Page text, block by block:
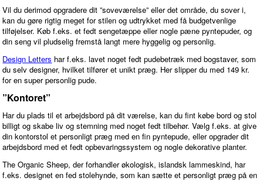
Vil du derimod opgradere dit ”soveværelse” eller det område, du sover i,
kan du gøre rigtig meget for stilen og udtrykket med få budgetvenlige
tilføjelser. Køb f.eks. et fedt sengetæppe eller nogle pæne pyntepuder, og
din seng vil pludselig fremstå langt mere hyggelig og personlig.
Design Letters har f.eks. lavet noget fedt pudebetræk med bogstaver, som
du selv designer, hvilket tilfører et unikt præg. Her slipper du med 149 kr.
for en super personlig pude.
”Kontoret”
Har du plads til et arbejdsbord på dit værelse, kan du fint købe bord og stol
billigt og skabe liv og stemning med noget fedt tilbehør. Vælg f.eks. at give
din kontorstol et personligt præg med en fin pyntepude, eller opgrader dit
arbejdsbord med et fedt opbevaringssystem og nogle dekorative planter.
The Organic Sheep, der forhandler økologisk, islandsk lammeskind, har
f.eks. designet en fed stolehynde, som kan sætte et personligt præg på en